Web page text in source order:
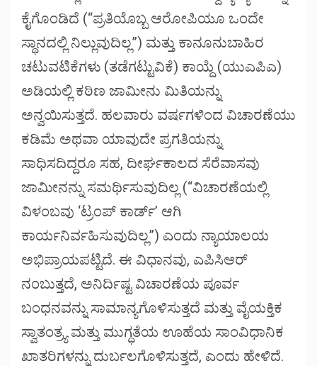
ಕೈಗೊಂಡಿದೆ (“ಪ್ರತಿಯೊಬ್ಬ ಆರೋಪಿಯೂ ಒಂದೇ
ಸ್ಥಾನದಲ್ಲಿ ನಿಲ್ಲುವುದಿಲ್ಲ”) ಮತ್ತು ಕಾನೂನುಬಾಹಿರ
ಚಟುವಟಿಕೆಗಳು (ತಡೆಗಟ್ಟುವಿಕೆ) ಕಾಯ್ದೆ (ಯುಎಪಿಎ)
ಅಡಿಯಲ್ಲಿ ಕಠಿಣ ಜಾಮೀನು ಮಿತಿಯನ್ನು
ಅನ್ವಯಿಸುತ್ತದೆ. ಹಲವಾರು ವರ್ಷಗಳಿಂದ ವಿಚಾರಣೆಯು
ಕಡಿಮೆ ಅಥವಾ ಯಾವುದೇ ಪ್ರಗತಿಯನ್ನು
ಸಾಧಿಸದಿದ್ದರೂ ಸಹ, ದೀರ್ಘಕಾಲದ ಸೆರೆವಾಸವು
ಜಾಮೀನನ್ನು ಸಮರ್ಥಿಸುವುದಿಲ್ಲ (“ವಿಚಾರಣೆಯಲ್ಲಿ
ವಿಳಂಬವು ‘ಟ್ರಂಪ್ ಕಾರ್ಡ್’ ಆಗಿ
ಕಾರ್ಯನಿರ್ವಹಿಸುವುದಿಲ್ಲ”) ಎಂದು ನ್ಯಾಯಾಲಯ
ಅಭಿಪ್ರಾಯಪಟ್ಟಿದೆ. ಈ ವಿಧಾನವು, ಎಪಿಸಿಆರ್
ನಂಬುತ್ತದೆ, ಅನಿರ್ದಿಷ್ಟ ವಿಚಾರಣೆಯ ಪೂರ್ವ
ಬಂಧನವನ್ನು ಸಾಮಾನ್ಯಗೊಳಿಸುತ್ತದೆ ಮತ್ತು ವೈಯಕ್ತಿಕ
ಸ್ವಾತಂತ್ರ್ಯ ಮತ್ತು ಮುಗ್ಧತೆಯ ಊಹೆಯ ಸಾಂವಿಧಾನಿಕ
ಖಾತರಿಗಳನ್ನು ದುರ್ಬಲಗೊಳಿಸುತ್ತದೆ, ಎಂದು ಹೇಳಿದೆ.